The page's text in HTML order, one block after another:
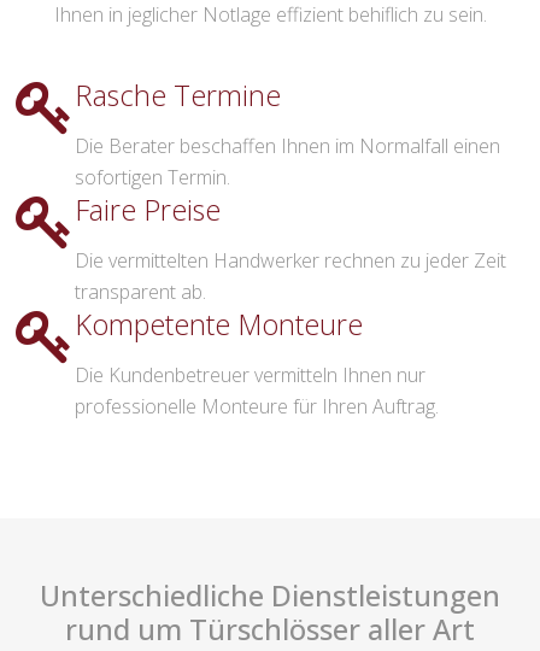
Ihnen in jeglicher Notlage effizient behiflich zu sein.
Rasche Termine
Die Berater beschaffen Ihnen im Normalfall einen
sofortigen Termin.
Faire Preise
Die vermittelten Handwerker rechnen zu jeder Zeit
transparent ab.
Kompetente Monteure
Die Kundenbetreuer vermitteln Ihnen nur
professionelle Monteure für Ihren Auftrag.
Unterschiedliche Dienstleistungen
rund um Türschlösser aller Art